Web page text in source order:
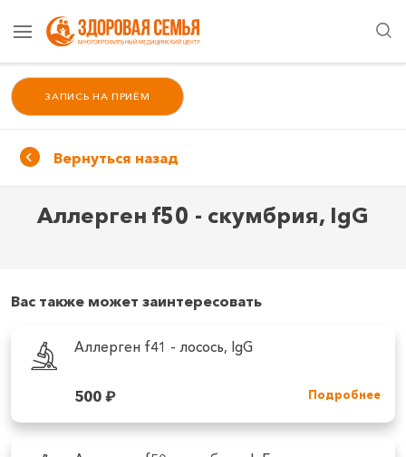
ЗАПИСЬ НА ПРИЁМ
Вернуться назад
Аллерген f50 - скумбрия, IgG
Вас также может заинтересовать
Аллерген f41 - лосось, IgG
500₽ Подробнее